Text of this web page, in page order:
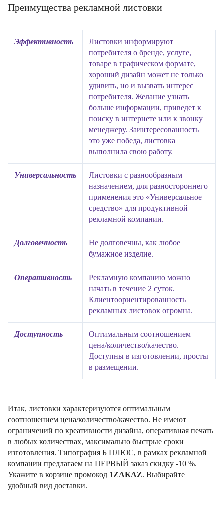
Преимущества рекламной листовки
Эффективность
Листовки информируют
потребителя о бренде, услуге,
товаре в графическом формате,
хороший дизайн может не только
удивить, но и вызвать интерес
потребителя. Желание узнать
больше информации, приведет к
поиску в интернете или к звонку
менеджеру. Заинтересованность
это уже победа, листовка
выполнила свою работу.
Универсальность
Листовки с разнообразным
назначением, для разностороннего
применения это «Универсальное
средство» для продуктивной
рекламной компании.
Долговечность
Не долговечны, как любое
бумажное изделие.
Оперативность
Рекламную компанию можно
начать в течение 2 суток.
Клиентоориентированность
рекламных листовок огромна.
Доступность
Оптимальным соотношением
цена/количество/качество.
Доступны в изготовлении, просты
в размещении.
Итак, листовки характеризуются оптимальным
соотношением цена/количество/качество. Не имеют
ограничений по креативности дизайна, оперативная печать
в любых количествах, максимально быстрые сроки
изготовления. Типография Б ПЛЮС, в рамках рекламной
компании предлагаем на ПЕРВЫЙ заказ скидку -10 %.
Укажите в корзине промокод 1ZAKAZ. Выбирайте
удобный вид доставки.